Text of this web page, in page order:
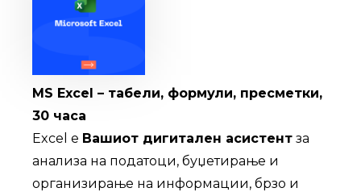
MS Excel – табели, формули, пресметки,
30 часа
Excel е Вашиот дигитален асистент за
анализа на податоци, буџетирање и
организирање на информации, брзо и